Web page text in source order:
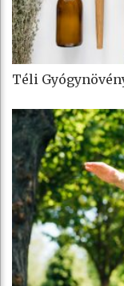
Téli